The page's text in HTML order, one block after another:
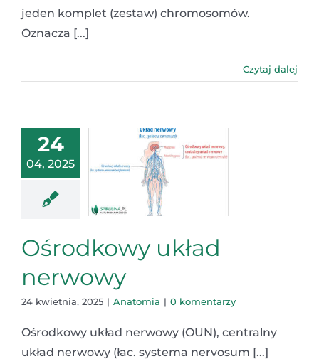
jeden komplet (zestaw) chromosomów.
Oznacza [...]
Czytaj dalej
24
04, 2025
Ośrodkowy układ
nerwowy
24 kwietnia, 2025 | Anatomia | 0 komentarzy
Ośrodkowy układ nerwowy (OUN), centralny
układ nerwowy (łac. systema nervosum [...]